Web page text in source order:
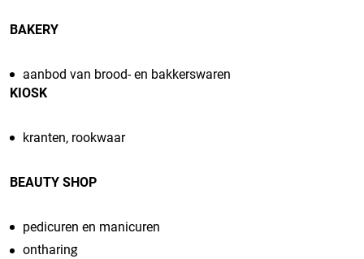
BAKERY
aanbod van brood- en bakkerswaren
KIOSK
kranten, rookwaar
BEAUTY SHOP
pedicuren en manicuren
ontharing